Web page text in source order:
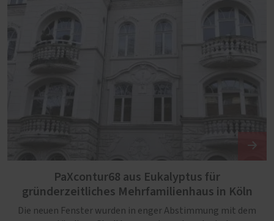
PaXcontur68 aus Eukalyptus für
gründerzeitliches Mehrfamilienhaus in Köln
Die neuen Fenster wurden in enger Abstimmung mit dem